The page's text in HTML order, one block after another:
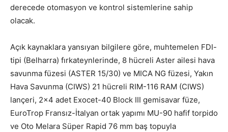
derecede otomasyon ve kontrol sistemlerine sahip
olacak.
Açık kaynaklara yansıyan bilgilere göre, muhtemelen FDI-
tipi (Belharra) fırkateynlerinde, 8 hücreli Aster ailesi hava
savunma füzesi (ASTER 15/30) ve MICA NG füzesi, Yakın
Hava Savunma (CIWS) 21 hücreli RIM-116 RAM (CIWS)
lançeri, 2×4 adet Exocet-40 Block III gemisavar füze,
EuroTrop Fransız-İtalyan ortak yapımı MU-90 hafif torpido
ve Oto Melara Süper Rapid 76 mm baş topuyla